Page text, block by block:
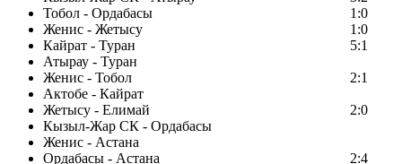
Тобол - Ордабасы
1:0
Женис - Жетысу
1:0
Кайрат - Туран
5:1
Атырау - Туран
Женис - Тобол
2:1
Актобе - Кайрат
Жетысу - Елимай
2:0
Кызыл-Жар СК - Ордабасы
Женис - Астана
Ордабасы - Астана
2:4